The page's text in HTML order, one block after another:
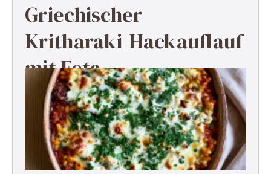
Griechischer
Kritharaki-Hackauflauf
mit Feta